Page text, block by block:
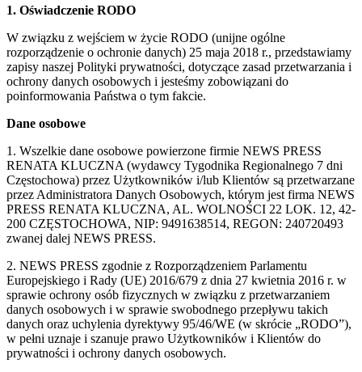
1. Oświadczenie RODO
W związku z wejściem w życie RODO (unijne ogólne
rozporządzenie o ochronie danych) 25 maja 2018 r., przedstawiamy
zapisy naszej Polityki prywatności, dotyczące zasad przetwarzania i
ochrony danych osobowych i jesteśmy zobowiązani do
poinformowania Państwa o tym fakcie.
Dane osobowe
1. Wszelkie dane osobowe powierzone firmie NEWS PRESS
RENATA KLUCZNA (wydawcy Tygodnika Regionalnego 7 dni
Częstochowa) przez Użytkowników i/lub Klientów są przetwarzane
przez Administratora Danych Osobowych, którym jest firma NEWS
PRESS RENATA KLUCZNA, AL. WOLNOŚCI 22 LOK. 12, 42-
200 CZĘSTOCHOWA, NIP: 9491638514, REGON: 240720493
zwanej dalej NEWS PRESS.
2. NEWS PRESS zgodnie z Rozporządzeniem Parlamentu
Europejskiego i Rady (UE) 2016/679 z dnia 27 kwietnia 2016 r. w
sprawie ochrony osób fizycznych w związku z przetwarzaniem
danych osobowych i w sprawie swobodnego przepływu takich
danych oraz uchylenia dyrektywy 95/46/WE (w skrócie „RODO”),
w pełni uznaje i szanuje prawo Użytkowników i Klientów do
prywatności i ochrony danych osobowych.